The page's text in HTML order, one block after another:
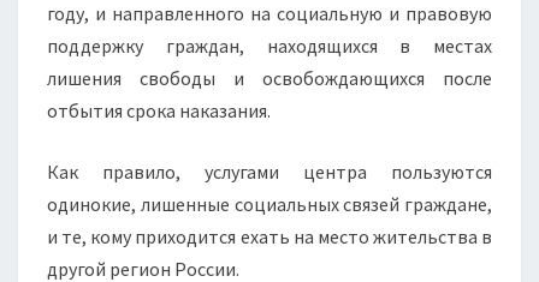
году, и направленного на социальную и правовую
поддержку граждан, находящихся в местах
лишения свободы и освобождающихся после
отбытия срока наказания.
Как правило, услугами центра пользуются
одинокие, лишенные социальных связей граждане,
и те, кому приходится ехать на место жительства в
другой регион России.